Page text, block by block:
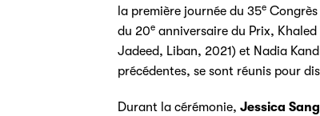
la première journée du 35e
du 20e anniversaire du Prix, Khaled
Jadeed, Liban, 2021) et Nadia
précédentes, se sont réunis pour
Durant la cérémonie, Jessica